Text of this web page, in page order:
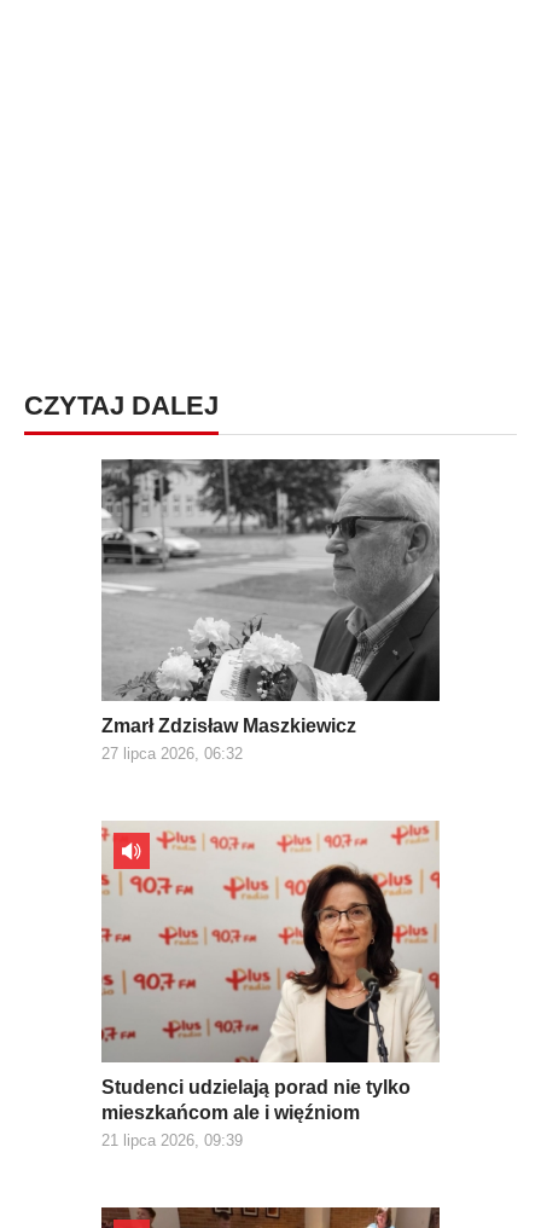
CZYTAJ DALEJ
Zmarł Zdzisław Maszkiewicz
27 lipca 2026, 06:32
Studenci udzielają porad nie tylko
mieszkańcom ale i więźniom
21 lipca 2026, 09:39